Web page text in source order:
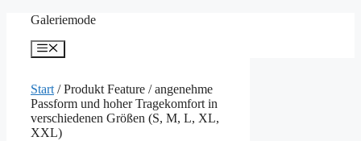
springen
Galeriemode
Menü
Start / Produkt Feature / angenehme
Passform und hoher Tragekomfort in
verschiedenen Größen (S, M, L, XL,
XXL)